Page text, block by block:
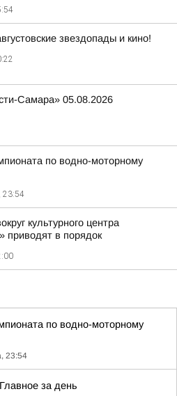
звездопады и кино!
Самара» 05.08.2026
по водно-моторному
23:54
культурного центра
приводят в порядок
по водно-моторному
23:54
за день